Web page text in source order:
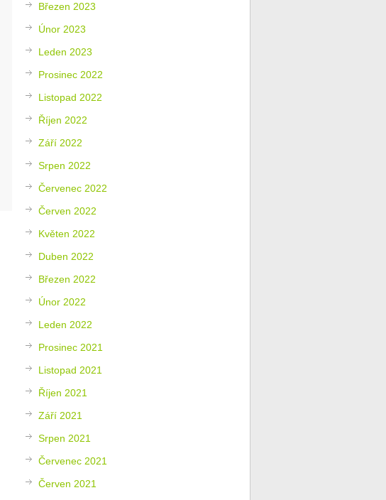
Březen 2023
Únor 2023
Leden 2023
Prosinec 2022
Listopad 2022
Říjen 2022
Září 2022
Srpen 2022
Červenec 2022
Červen 2022
Květen 2022
Duben 2022
Březen 2022
Únor 2022
Leden 2022
Prosinec 2021
Listopad 2021
Říjen 2021
Září 2021
Srpen 2021
Červenec 2021
Červen 2021